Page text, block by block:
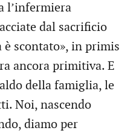
l’infermiera
dal sacrificio
scontato», in primis
ancora primitiva. E
della famiglia, le
Noi, nascendo
diamo per